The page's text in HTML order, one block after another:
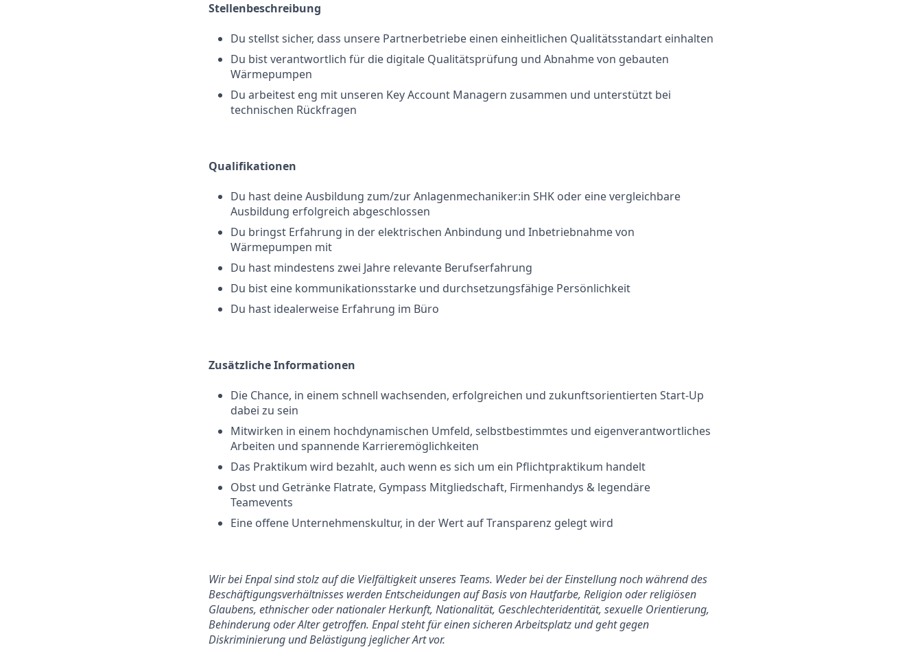
Stellenbeschreibung
Du stellst sicher, dass unsere Partnerbetriebe einen einheitlichen Qualitätsstandart einhalten
Du bist verantwortlich für die digitale Qualitätsprüfung und Abnahme von gebauten
Wärmepumpen
Du arbeitest eng mit unseren Key Account Managern zusammen und unterstützt bei
technischen Rückfragen
Qualifikationen
Du hast deine Ausbildung zum/zur Anlagenmechaniker:in SHK oder eine vergleichbare
Ausbildung erfolgreich abgeschlossen
Du bringst Erfahrung in der elektrischen Anbindung und Inbetriebnahme von
Wärmepumpen mit
Du hast mindestens zwei Jahre relevante Berufserfahrung
Du bist eine kommunikationsstarke und durchsetzungsfähige Persönlichkeit
Du hast idealerweise Erfahrung im Büro
Zusätzliche Informationen
Die Chance, in einem schnell wachsenden, erfolgreichen und zukunftsorientierten Start-Up
dabei zu sein
Mitwirken in einem hochdynamischen Umfeld, selbstbestimmtes und eigenverantwortliches
Arbeiten und spannende Karrieremöglichkeiten
Das Praktikum wird bezahlt, auch wenn es sich um ein Pflichtpraktikum handelt
Obst und Getränke Flatrate, Gympass Mitgliedschaft, Firmenhandys & legendäre
Teamevents
Eine offene Unternehmenskultur, in der Wert auf Transparenz gelegt wird
Wir bei Enpal sind stolz auf die Vielfältigkeit unseres Teams. Weder bei der Einstellung noch während des
Beschäftigungsverhältnisses werden Entscheidungen auf Basis von Hautfarbe, Religion oder religiösen
Glaubens, ethnischer oder nationaler Herkunft, Nationalität, Geschlechteridentität, sexuelle Orientierung,
Behinderung oder Alter getroffen. Enpal steht für einen sicheren Arbeitsplatz und geht gegen
Diskriminierung und Belästigung jeglicher Art vor.